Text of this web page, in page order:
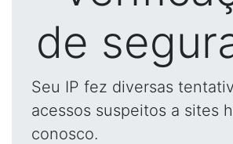
de
Seu IP fez diversas
acessos suspeitos a sites
conosco.